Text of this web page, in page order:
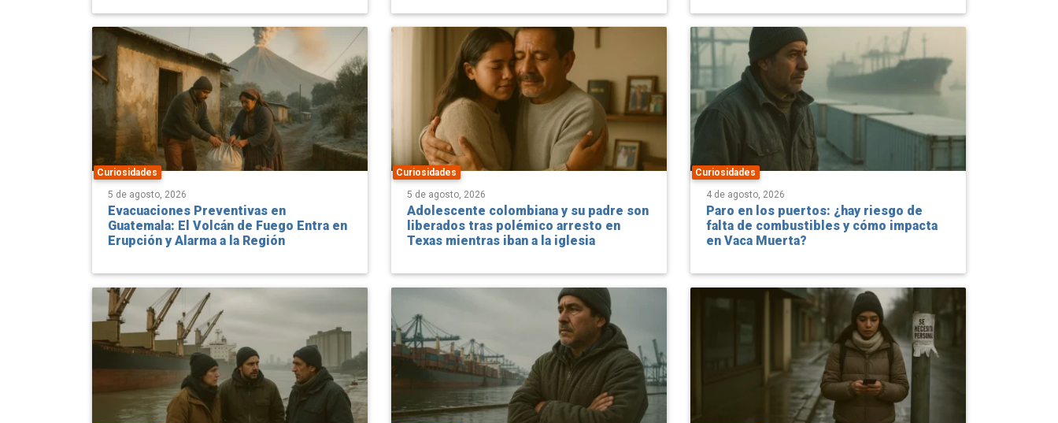
Curiosidades
5 de agosto, 2026
Evacuaciones Preventivas en
Guatemala: El Volcán de Fuego Entra en
Erupción y Alarma a la Región
Curiosidades
5 de agosto, 2026
Adolescente colombiana y su padre son
liberados tras polémico arresto en
Texas mientras iban a la iglesia
4 de agosto, 2026
Paro en los puertos: ¿hay riesgo de
falta de combustibles y cómo impacta
en Vaca Muerta?
Curiosidades
4 de agosto, 2026
4 de agosto, 2026